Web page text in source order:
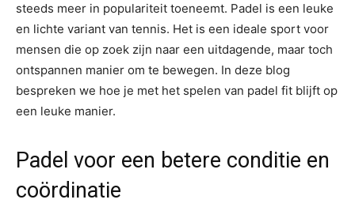
steeds meer in populariteit toeneemt. Padel is een leuke
en lichte variant van tennis. Het is een ideale sport voor
mensen die op zoek zijn naar een uitdagende, maar toch
ontspannen manier om te bewegen. In deze blog
bespreken we hoe je met het spelen van padel fit blijft op
een leuke manier.
Padel voor een betere conditie en
coördinatie